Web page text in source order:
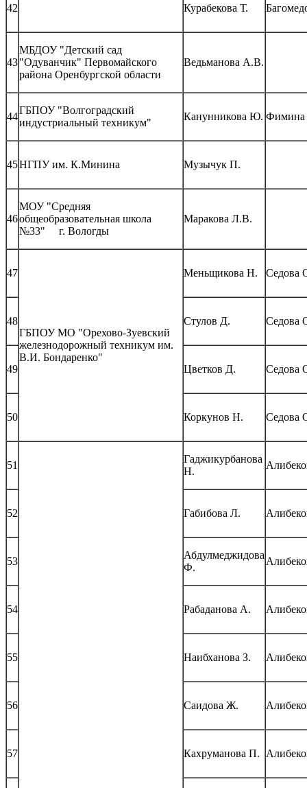
42 Курабекова Т.
43
МБДОУ "Детский сад
"Одуванчик" Первомайского
района Оренбургской области
Ведьманова А.В.
44
ГБПОУ "Волгоградский
индустриальный техникум"
Канунникова Ю.
45НГПУ им. К.Минина Музычук П.
46
МОУ "Средняя
общеобразовательная школа
№33" г. Вологды
Маракова Л.В.
47
ГБПОУ МО "Орехово-Зуевский
железнодорожный техникум им.
В.И. Бондаренко"
Меньщикова Н. Седова
48 Стулов Д. Седова
49 Цветков Д. Седова
50 Коркунов Н. Седова
51
Гаджикурбанова
Н.
52 Габибова Л.
53
Абдулмеджидова
Ф.
54 Рабаданова А.
55 Наибханова З.
56 Саидова Ж.
57 Кахруманова П.